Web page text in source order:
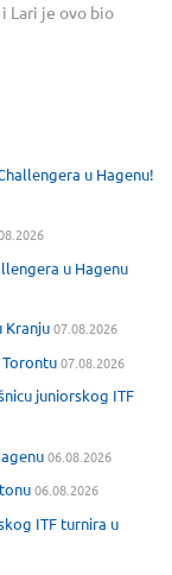
Lari je ovo bio
u Hagenu!
u Hagenu
Kranju07.08.2026
07.08.2026
juniorskog ITF
06.08.2026
06.08.2026
ITF turnira u